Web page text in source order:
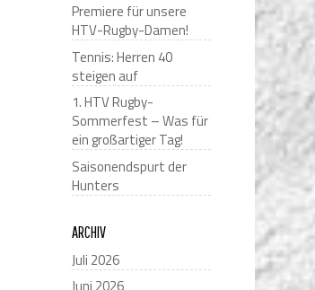
Premiere für unsere
HTV-Rugby-Damen!
Tennis: Herren 40
steigen auf
1. HTV Rugby-
Sommerfest – Was für
ein großartiger Tag!
Saisonendspurt der
Hunters
ARCHIV
Juli 2026